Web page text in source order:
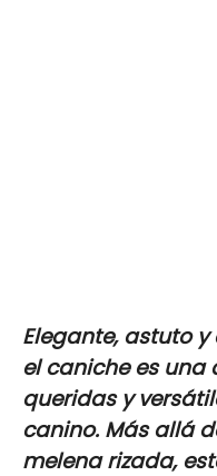
Elegante, astuto
el caniche es una
queridas y
canino. Más allá
melena rizada,